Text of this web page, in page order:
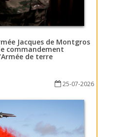
Jacques de Montgros
commandement
de terre
25-07-2026